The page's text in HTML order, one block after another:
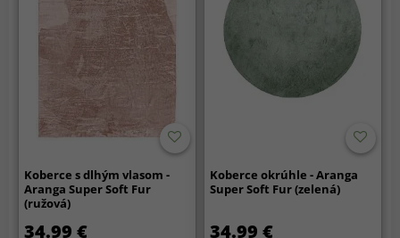
Koberce s dlhým vlasom -
Aranga Super Soft Fur
(ružová)
34.99 €
Koberce okrúhle - Aranga
Super Soft Fur (zelená)
34.99 €